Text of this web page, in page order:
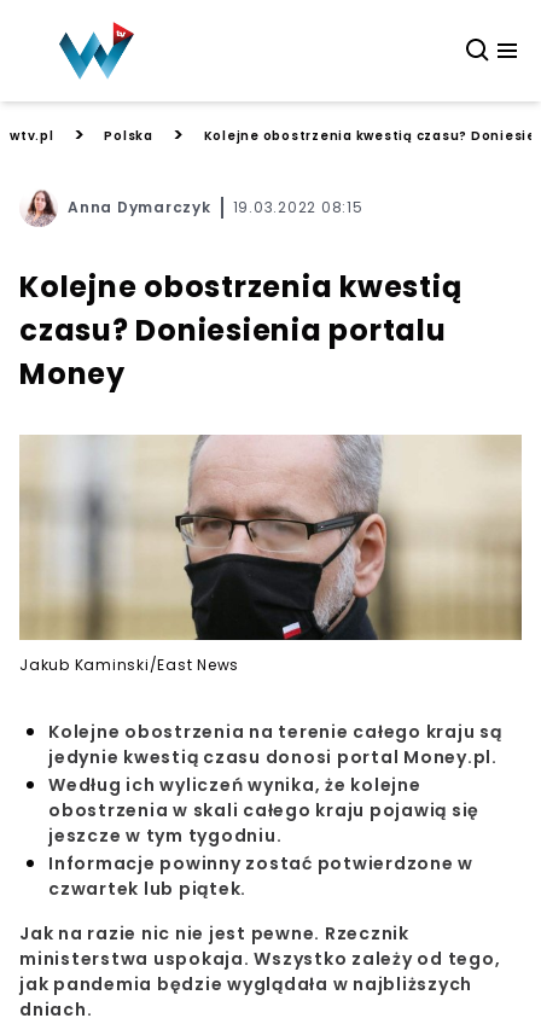
wtv.pl > Polska > Kolejne obostrzenia kwestią czasu?
Anna Dymarczyk 19.03.2022 08:15
Kolejne obostrzenia kwestią
czasu? Doniesienia portalu
Money
Jakub Kaminski/East News
Kolejne obostrzenia na terenie całego kraju są
jedynie kwestią czasu donosi portal Money.pl.
Według ich wyliczeń wynika, że kolejne
obostrzenia w skali całego kraju pojawią się
jeszcze w tym tygodniu.
Informacje powinny zostać potwierdzone w
czwartek lub piątek.
Jak na razie nic nie jest pewne. Rzecznik
ministerstwa uspokaja. Wszystko zależy od tego,
jak pandemia będzie wyglądała w najbliższych
dniach.